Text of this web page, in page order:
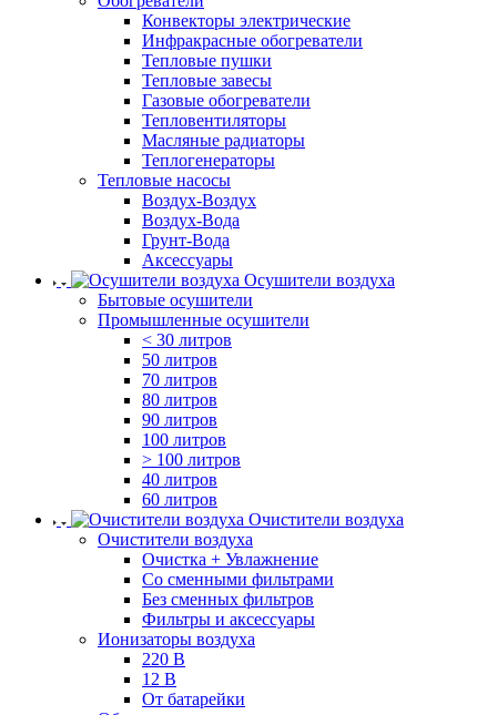
Конвекторы электрические
Инфракрасные обогреватели
Тепловые пушки
Тепловые завесы
Газовые обогреватели
Тепловентиляторы
Масляные радиаторы
Теплогенераторы
Тепловые насосы
Воздух-Воздух
Воздух-Вода
Грунт-Вода
Аксессуары
Осушители воздуха
Бытовые осушители
Промышленные осушители
< 30 литров
50 литров
70 литров
80 литров
90 литров
100 литров
> 100 литров
40 литров
60 литров
Очистители воздуха
Очистители воздуха
Очистка + Увлажнение
Cо сменными фильтрами
Без сменных фильтров
Фильтры и аксессуары
Ионизаторы воздуха
220 В
12 В
От батарейки